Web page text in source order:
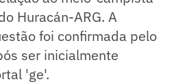
Huracán-ARG. A
foi confirmada pelo
ser inicialmente
'ge'.